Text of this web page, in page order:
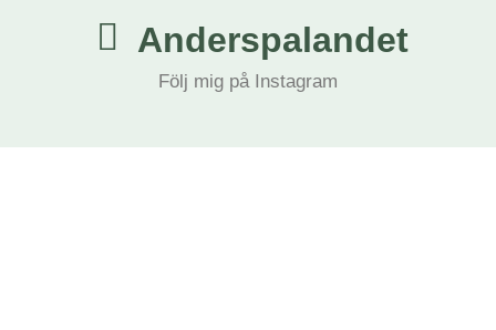
Anderspalandet
Följ mig på Instagram